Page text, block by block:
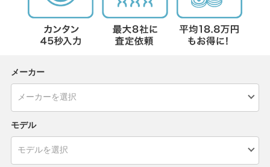
メーカー
モデル